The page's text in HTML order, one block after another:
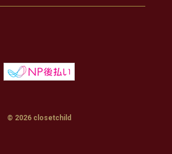
© 2026 closetchild